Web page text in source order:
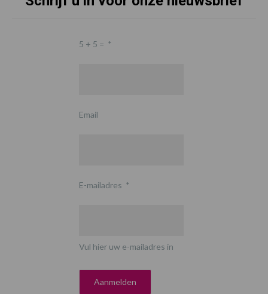
5 + 5 = *
Email
E-mailadres *
Vul hier uw e-mailadres in